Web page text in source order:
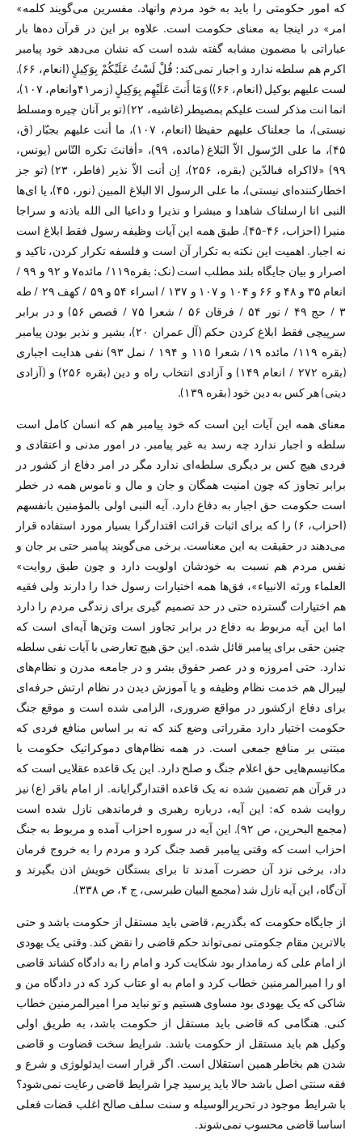
که امور حکومتی را باید به خود مردم وانهاد. مفسرین می‌گویند کلمه»
امر» در اینجا به معنای حکومت است. علاوه بر این در قرآن ده‌ها بار
عباراتی با مضمون مشابه گفته شده است که نشان می‌دهد خود پیامبر
اکرم هم سلطه ندارد و اجبار نمی‌کند: قُلْ لَسْتُ عَلَیْکُمْ بِوَکِیلٍ (انعام، ۶۶).
لست علیهم بوکیل (انعام، ۶۶)) وَمَا أَنتَ عَلَیْهِم بِوَکِیلٍ (زمر۴۱وانعام، ۱۰۷)،
انما انت مذکر لست علیکم بمصیطر (غاشیه، ۲۲) (تو بر آنان چیره ومسلط
نیستی)، ما جعلناک علیهم حفیظا (انعام، ۱۰۷)، ما أنت علیهم بجبّار (ق،
۴۵)، ما على الرّسول الاّ البَلاغ (مائده، ۹۹)، «أفانتَ تکره النّاس (یونس،
۹۹) «لااکراه فى‏الدّین (بقره، ۲۵۶)، اِن أنت الاّ نذیر (فاطر، ۲۳) (تو جز
اخطارکننده‌ای نیستی)، ما علی الرسول الا البلاغ المبین (نور، ۴۵)، یا ای‌ها
النبی انا ارسلناک شاهدا و مبشرا و نذیرا و داعیا الی الله باذنه و سراجا
منیرا (احزاب، ۴۶-۴۵). طبق همه این آیات وظیفه رسول فقط ابلاغ است
نه اجبار. اهمیت این نکته به تکرار آن است و فلسفه تکرار کردن، تاکید و
اصرار و بیان جایگاه بلند مطلب است (نک: بقره۱۱۹/ مائده۷ و ۹۲ و ۹۹ /
انعام ۳۵ و ۴۸ و ۶۶ و ۱۰۴ و ۱۰۷ و ۱۳۷ / اسراء ۵۴ و ۵۹ / کهف ۲۹ / طه
۳ / حج ۴۹ / نور ۵۴ / فرقان ۵۶ / شعرا ۷۵ / قصص ۵۶) و در برابر
سرپیچی فقط ابلاغ کردن حکم (آل عمران ۲۰)، بشیر و نذیر بودن پیامبر
(بقره ۱۱۹/ مائده ۱۹/ شعرا ۱۱۵ و ۱۹۴ / نمل ۹۳) نفی هدایت اجباری
(بقره ۲۷۲ / انعام ۱۴۹) و آزادی انتخاب راه و دین (بقره ۲۵۶) و (آزادی
دینی) هر کس به دین خود (بقره ۱۳۹).
معنای همه این آیات این است که خود پیامبر هم که انسان کامل است
سلطه و اجبار ندارد چه رسد به غیر پیامبر. در امور مدنی و اعتقادی و
فردی هیچ کس بر دیگری سلطه‌ای ندارد مگر در امر دفاع از کشور در
برابر تجاوز که چون امنیت همگان و جان و مال و ناموس همه در خطر
است حکومت حق اجبار به دفاع دارد. آیه النبی اولی بالمؤمنین بانفسهم
(احزاب، ۶) را که برای اثبات قرائت اقتدارگرا بسیار مورد استفاده قرار
می‌دهند در حقیقت به این معناست. برخی می‌گویند پیامبر حتی بر جان و
نفس مردم هم نسبت به خودشان اولویت دارد و چون طبق روایت»
العلماء ورثه الانبیاء»، فق‌ها همه اختیارات رسول خدا را دارند ولی فقیه
هم اختیارات گسترده حتی در حد تصمیم گیری برای زندگی مردم را دارد
اما این آیه مربوط به دفاع در برابر تجاوز است وتن‌ها آیه‌ای است که
چنین حقی برای پیامبر قائل شده. این حق هیچ تعارضی با آیات نفی سلطه
ندارد. حتی امروزه و در عصر حقوق بشر و در جامعه مدرن و نظام‌های
لیبرال هم خدمت نظام وظیفه و یا آموزش دیدن در نظام ارتش حرفه‌ای
برای دفاع ازکشور در مواقع ضروری، الزامی شده است و موقع جنگ
حکومت اختیار دارد مقرراتی وضع کند که نه بر اساس منافع فردی که
مبتنی بر منافع جمعی است. در همه نظام‌های دموکراتیک حکومت با
مکانیسم‌هایی حق اعلام جنگ و صلح دارد. این یک قاعده عقلایی است که
در قرآن هم تضمین شده نه یک قاعده اقتدارگرایانه. از امام باقر (ع) نیز
روایت شده که: این آیه، درباره رهبری و فرماندهی نازل شده است
(مجمع البحرین، ص ۹۲). این آیه در سوره احزاب آمده و مربوط به جنگ
احزاب است که وقتی پیامبر قصد جنگ کرد و مردم را به خروج فرمان
داد، برخی نزد آن حضرت آمدند تا برای بستگان خویش اذن بگیرند و
آن‌گاه، این آیه نازل شد (مجمع البیان طبرسی، ج ۴، ص ۳۳۸).
از جایگاه حکومت که بگذریم، قاضی باید مستقل از حکومت باشد و حتی
بالا‌ترین مقام جکومتی نمی‌تواند حکم قاضی را نقض کند. وقتی یک یهودی
از امام علی که زمامدار بود شکایت کرد و امام را به دادگاه کشاند قاضی
او را امیرالمرمنین خطاب کرد و امام به او عتاب کرد که در دادگاه من و
شاکی که یک یهودی بود مساوی هستیم و تو نباید مرا امیرالمرمنین خطاب
کنی. هنگامی که قاضی باید مستقل از حکومت باشد، به طریق اولی
وکیل هم باید مستقل از حکومت باشد. شرایط سخت قضاوت و قاضی
شدن هم بخاطر همین استقلال است. اگر قرار است ایدئولوژی و شرع و
فقه سنتی اصل باشد حالا باید پرسید چرا شرایط قاضی رعایت نمی‌شود؟
با شرایط موجود در تحریرالوسیله و سنت سلف صالح اغلب قضات فعلی
اساسا قاضی محسوب نمی‌شوند.